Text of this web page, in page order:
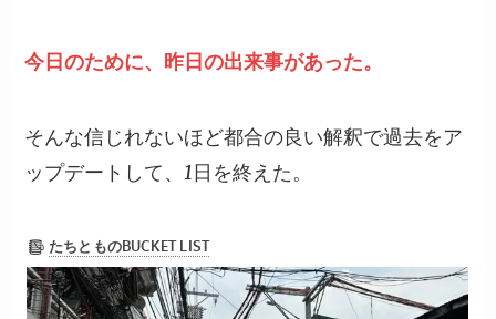
今日のために、昨日の出来事があった。
そんな信じれないほど都合の良い解釈で過去をア
ップデートして、1日を終えた。